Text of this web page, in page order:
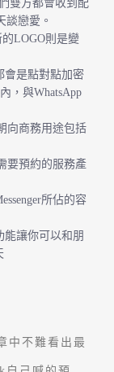
雙方都會收到配
談戀愛。
LOGO則是變
會是點對點加密
，與WhatsApp
向商務用途包括
要預約的服務產
所佔的容
能讓你可以和朋
中不難看出最